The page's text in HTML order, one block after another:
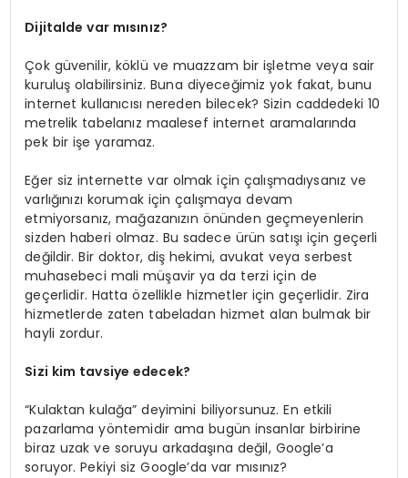
Dijitalde var mısınız?
Çok güvenilir, köklü ve muazzam bir işletme veya sair
kuruluş olabilirsiniz. Buna diyeceğimiz yok fakat, bunu
internet kullanıcısı nereden bilecek? Sizin caddedeki 10
metrelik tabelanız maalesef internet aramalarında
pek bir işe yaramaz.
Eğer siz internette var olmak için çalışmadıysanız ve
varlığınızı korumak için çalışmaya devam
etmiyorsanız, mağazanızın önünden geçmeyenlerin
sizden haberi olmaz. Bu sadece ürün satışı için geçerli
değildir. Bir doktor, diş hekimi, avukat veya serbest
muhasebeci mali müşavir ya da terzi için de
geçerlidir. Hatta özellikle hizmetler için geçerlidir. Zira
hizmetlerde zaten tabeladan hizmet alan bulmak bir
hayli zordur.
Sizi kim tavsiye edecek?
“Kulaktan kulağa” deyimini biliyorsunuz. En etkili
pazarlama yöntemidir ama bugün insanlar birbirine
biraz uzak ve soruyu arkadaşına değil, Google’a
soruyor. Pekiyi siz Google’da var mısınız?